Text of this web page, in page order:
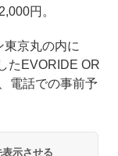
円。
京丸の内に
たEVORIDE OR
電話での事前予
示させる